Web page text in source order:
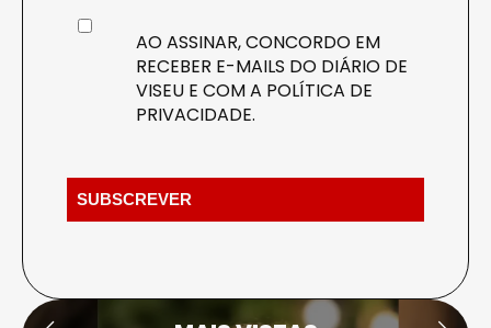
AO ASSINAR, CONCORDO EM
RECEBER E-MAILS DO DIÁRIO DE
VISEU E COM A POLÍTICA DE
PRIVACIDADE.